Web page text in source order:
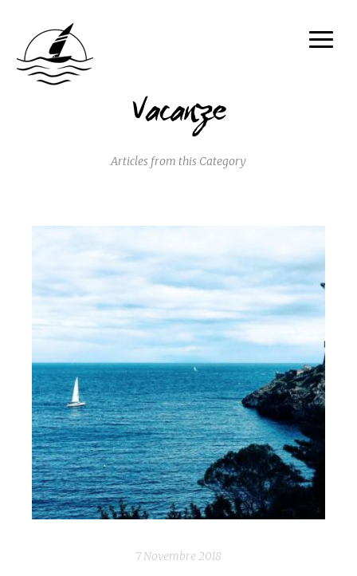
Vacanze
Articles from this Category
7 Novembre 2018